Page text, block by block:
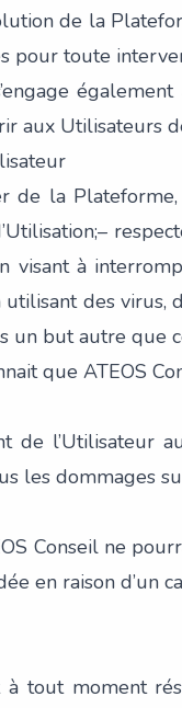
de la
pour toute
aux Utilisateurs
de la
visant à
utilisant des
un but autre que
que ATEOS
de l’Utilisateur
les dommages
Conseil ne
en raison
à tout moment